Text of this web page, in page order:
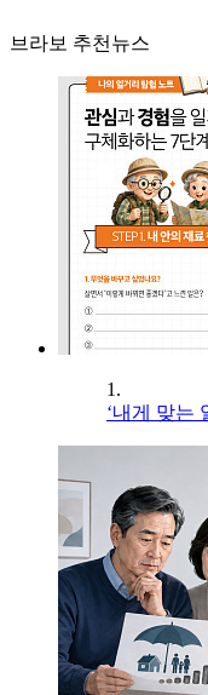
브라보 추천뉴스
1.
‘내게 맞는